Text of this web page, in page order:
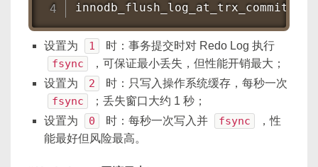
innodb_flush_log_at_trx_commit = 1
设置为 1 时：事务提交时对 Redo Log 执行
fsync
，可保证最小丢失，但性能开销最大；
设置为
2 时：只写入操作系统缓存，每秒一次
fsync
；丢失窗口大约 1 秒；
设置为
0 时：每秒一次写入并 fsync
，性
能最好但风险最高。